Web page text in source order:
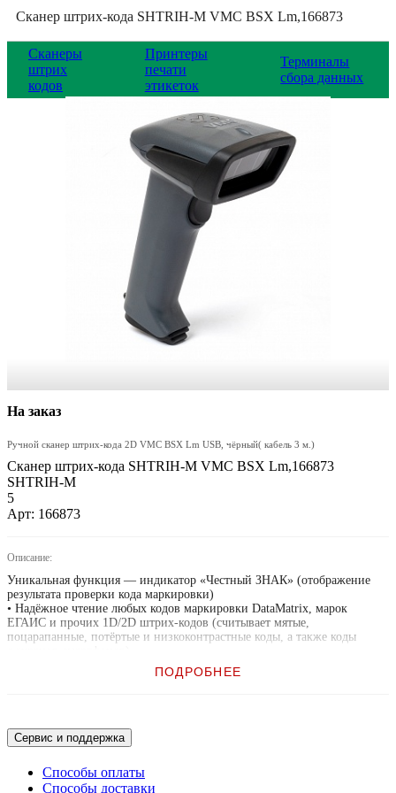
Сканер штрих-кода SHTRIH-M VMC BSX Lm,166873
Сканеры
штрих
кодов
Принтеры
печати
этикеток
Терминалы
сбора данных
На заказ
Ручной сканер штрих-кода 2D VMC BSX Lm USB, чёрный( кабель 3 м.)
Сканер штрих-кода SHTRIH-M VMC BSX Lm,166873
SHTRIH-M
5
Арт: 166873
Описание:
Уникальная функция — индикатор «Честный ЗНАК» (отображение
результата проверки кода маркировки)
• Надёжное чтение любых кодов маркировки DataMatrix, марок
ЕГАИС и прочих 1D/2D штрих-кодов (считывает мятые,
поцарапанные, потёртые и низкоконтрастные коды, а также коды
• Проверенная аппаратная платформа (CMOS-датчик 1280х800 точек
(1Мп), качественный объектив и мощный процессор)
• Лучшее соотношение цены и производительности
• Контроль качества на всех этапах производства
• Поддержка интерфейсов USB (USB HID, USB CDC), RS-232
и Bluetooth (профили HID, SPP)
ПОДРОБНЕЕ
Сервис и поддержка
Способы оплаты
Способы доставки